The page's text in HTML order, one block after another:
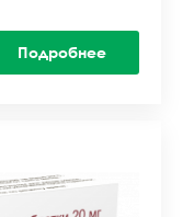
Подробнее